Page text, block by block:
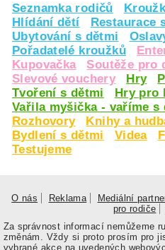
Seznamka rodičů
Hlídání dětí
Restaurace
Ubytování s dětmi
Pořadatelé kroužků
Kupovačka
Soutěže pro
Slevové vouchery
Hry
Tvoření s dětmi
Hry pro
Vařila myšička - vaříme s
Rozhovory
Knihy a
Bydlení s dětmi
Videa
Testujeme
O nás Reklama Mediální
pro rodiče
Za správnost informací nemůžeme
změnám. Vždy si proto prosím pro
vybrané akce na uvedených